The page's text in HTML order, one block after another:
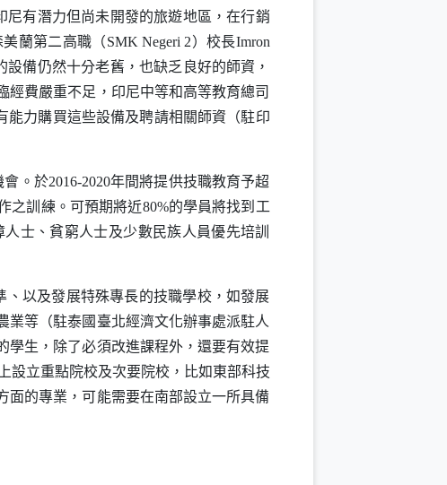
有潛力但尚未開發的旅遊地區，在行銷
蘭第二高職（SMK Negeri 2）校長Imron
備仍然十分老舊，也缺乏良好的師資，
費嚴重不足，印尼中等和高等教育總司
能力購買這些設備及聘請相關師資（駐印
於2016-2020年間將提供技職教育予超
之訓練。可預期將近80%的學員將找到工
士、貧窮人士及少數民族人員優先培訓
以及發展特殊專長的技職學校，如發展
等（駐泰國臺北經濟文化辦事處派駐人
學生，除了必須改進課程外，還要有效提
設立重點院校及次要院校，比如東部科技
面的專業，可能需要在南部設立一所具備